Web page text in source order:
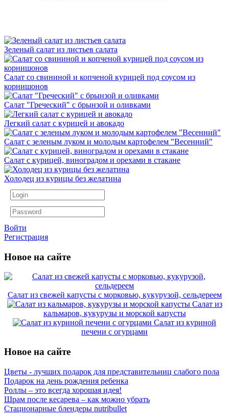
Зеленый салат из листьев салата
Салат со свининой и копченой курицей под соусом из
корнишонов
Салат "Греческий" с брынзой и оливками
Легкий салат с курицей и авокадо
Салат с зеленым луком и молодым картофелем "Весенний"
Салат с курицей, виноградом и орехами в стакане
Холодец из курицы без желатина
Войти
Регистрация
Новое на сайте
Салат из свежей капусты с морковью, кукурузой, сельдереем
Салат из
кальмаров, кукурузы и морской капусты
Салат из куриной
печени с огурцами
Новое на сайте
Цветы - лучших подарок для представительниц слабого пола
Подарок на день рождения ребенка
Роллы – это всегда хорошая идея!
Шрам после кесарева – как можно убрать
Стационарные блендеры nutribullet